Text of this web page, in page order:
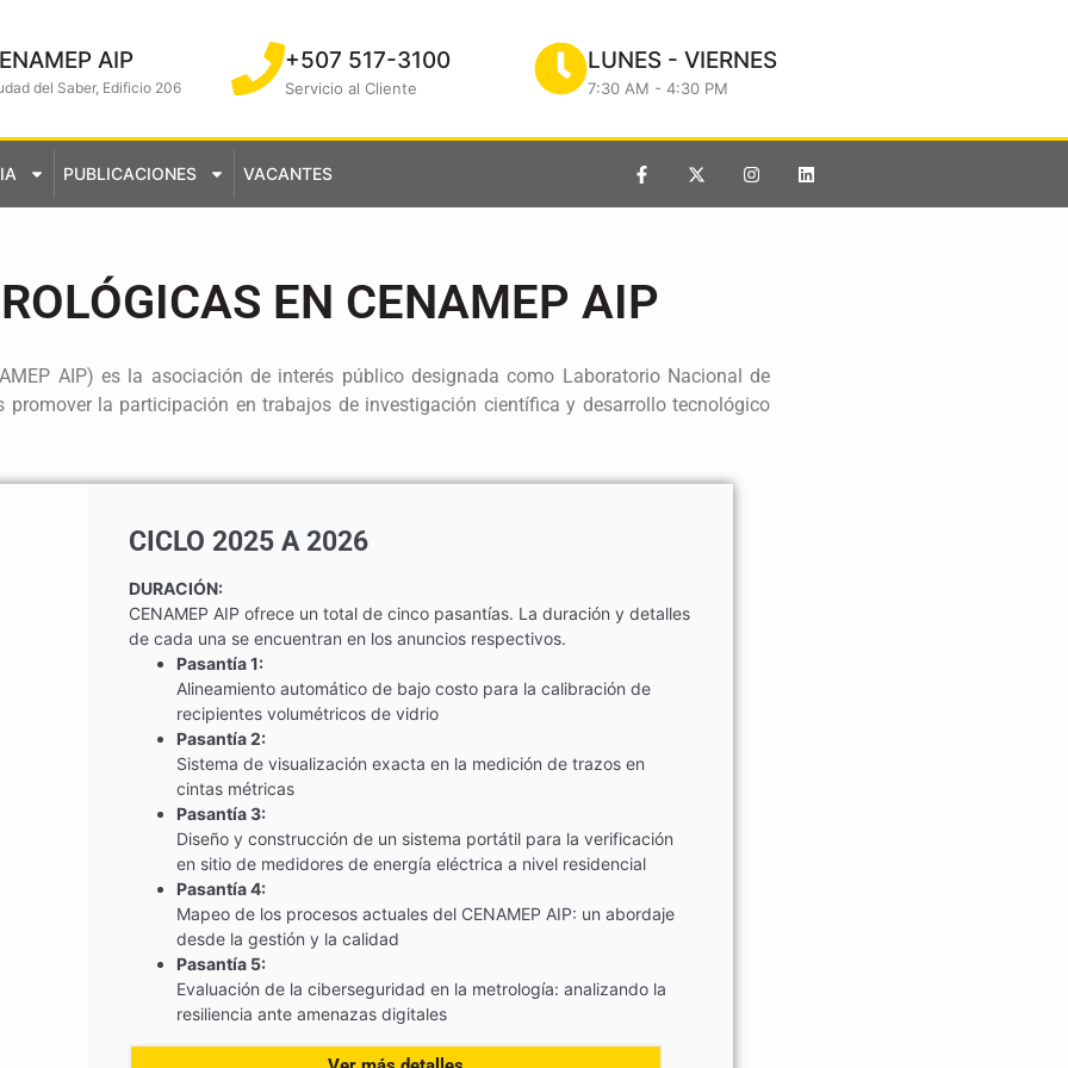
AIP
del Saber, Edificio 206
+507 517-3100
Servicio al Cliente
LUNES - VIERNES
7:30 AM - 4:30 PM
PUBLICACIONES VACANTES
EN CENAMEP AIP
AIP) es la asociación de interés público designada como Laboratorio Nacional de
la participación en trabajos de investigación científica y desarrollo tecnológico
CICLO 2025 A 2026
DURACIÓN:
CENAMEP AIP ofrece un total de cinco pasantías. La duración y detalles
de cada una se encuentran en los anuncios respectivos.
Pasantía 1:
Alineamiento automático de bajo costo para la calibración de
recipientes volumétricos de vidrio
Pasantía 2:
Sistema de visualización exacta en la medición de trazos en
cintas métricas
Pasantía 3:
Diseño y construcción de un sistema portátil para la verificación
en sitio de medidores de energía eléctrica a nivel residencial
Pasantía 4:
Mapeo de los procesos actuales del CENAMEP AIP: un abordaje
desde la gestión y la calidad
Pasantía 5:
Evaluación de la ciberseguridad en la metrología: analizando la
resiliencia ante amenazas digitales